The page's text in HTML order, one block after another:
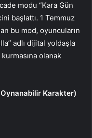
modu “Kara Gün
başlattı. 1 Temmuz
bu mod, oyuncuların
adlı dijital yoldaşla
olanak
Oynanabilir Karakter)